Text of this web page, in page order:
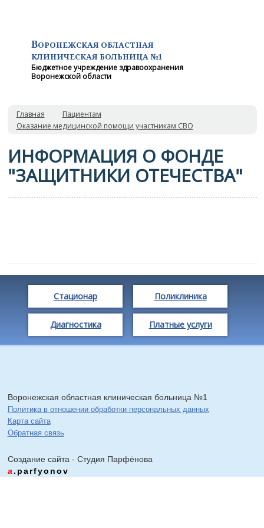
ВОРОНЕЖСКАЯ ОБЛАСТНАЯ
КЛИНИЧЕСКАЯ БОЛЬНИЦА №1
Бюджетное учреждение здравоохранения
Воронежской области
Главная
Пациентам
Оказание медицинской помощи участникам СВО
ИНФОРМАЦИЯ О ФОНДЕ
"ЗАЩИТНИКИ ОТЕЧЕСТВА"
Стационар Поликлиника
Диагностика Платные услуги
Воронежская областная клиническая больница №1
Политика в отношении обработки персональных данных
Карта сайта
Обратная связь
Создание сайта - Cтудия Парфёнова
a .parfyonov